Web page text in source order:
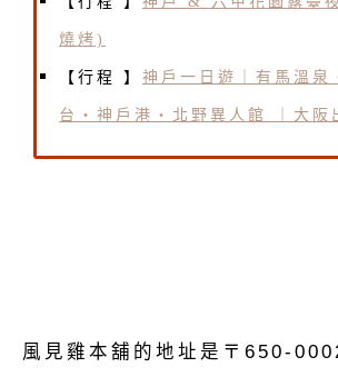
燒烤)
【行程 】 神戶一日遊｜有馬溫泉
台・神戶港・北野異人館 ｜大阪
風見雞本舖的地址是〒650-